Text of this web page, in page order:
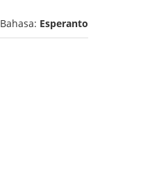
Bahasa: Esperanto